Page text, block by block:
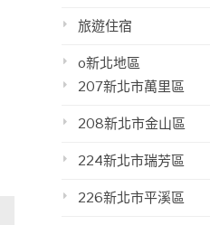
旅遊住宿
o新北地區
207新北市萬里區
208新北市金山區
224新北市瑞芳區
226新北市平溪區